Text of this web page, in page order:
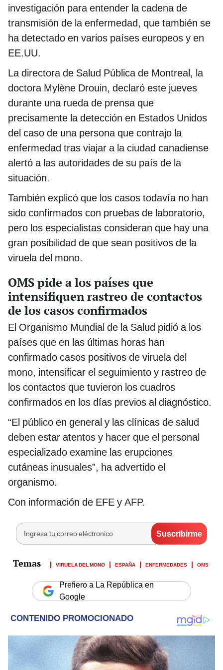
investigación para entender la cadena de
transmisión de la enfermedad, que también se
ha detectado en varios países europeos y en
EE.UU.
La directora de Salud Pública de Montreal, la
doctora Mylène Drouin, declaró este jueves
durante una rueda de prensa que
precisamente la detección en Estados Unidos
del caso de una persona que contrajo la
enfermedad tras viajar a la ciudad canadiense
alertó a las autoridades de su país de la
situación.
También explicó que los casos todavía no han
sido confirmados con pruebas de laboratorio,
pero los especialistas consideran que hay una
gran posibilidad de que sean positivos de la
viruela del mono.
OMS pide a los países que
intensifiquen rastreo de contactos
de los casos confirmados
El Organismo Mundial de la Salud pidió a los
países que en las últimas horas han
confirmado casos positivos de viruela del
mono, intensificar el seguimiento y rastreo de
los contactos que tuvieron los cuadros
confirmados en los días previos al diagnóstico.
“El público en general y las clínicas de salud
deben estar atentos y hacer que el personal
especializado examine las erupciones
cutáneas inusuales”, ha advertido el
organismo.
Con información de EFE y AFP.
VIRUELA DEL MONO ESPAÑA ENFERMEDADES OMS
Prefiero a La República en
Google